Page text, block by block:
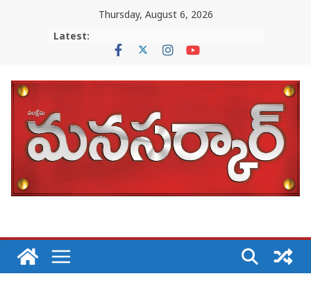
Thursday, August 6, 2026
Latest: